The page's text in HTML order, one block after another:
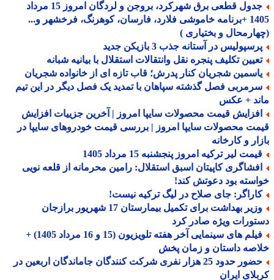
جدول قطعی برق شهرکرد، بروجن و لردگان امروز 15 مرداد
1405 +برنامه خاموشی فلارد، فارسان، کوهرنگ، فرخشهر و...
و بختیاری )
در آستانه جذب 3 بازیکن جدید
تکلیف پنجره نقل وانتقالات استقلال با بیانیه شبانه
شجریان کنار پدرش؛ قاب تازه ای از خانواده شجریان
فصل گذشته سپاهان با تمدید یک فصل دیگر در این تیم
+ عکس
قیمت محصولات سایپا امروز | آخرین جزییات افزایش
محصولات سایپا امروز | بررسی قیمت خودروهای سایپا در
و کارخانه
لیر ترکیه امروز پنجشنبه 15 مرداد 1405
کاپیتان اسبق استقلال: رامین محرمانه از قلعه نویی
بود دعوتش کند!
جای صلاح در لیگ ترکیه نیست!
وزیر بهداشت برای تکمیل بیمارستان 17 شهریور برازجان
ویژه صادر کرد
فیلم های سینمایی آخر هفته تلویزیون (15 و 16 مرداد 1405) +
داستان و زمان پخش
حضور حدود 25 هزار نفری شرکت کنندگان جاماندگان اربعین در
ایران